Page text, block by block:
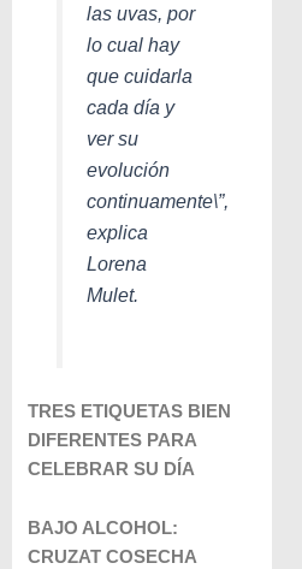
las uvas, por
lo cual hay
que cuidarla
cada día y
ver su
evolución
continuamente\”,
explica
Lorena
Mulet.
TRES ETIQUETAS BIEN
DIFERENTES PARA
CELEBRAR SU DÍA
BAJO ALCOHOL:
CRUZAT COSECHA